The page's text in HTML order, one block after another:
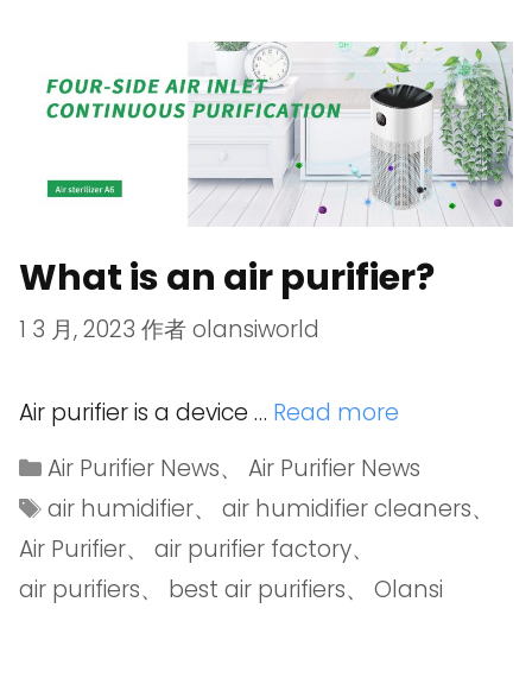
What is an air purifier?
1 3 月, 2023 作者olansiworld
Air purifier is a device … Read more
Air Purifier News、Air Purifier News
air humidifier、air humidifier cleaners、
Air Purifier、 air purifier factory、
air purifiers、 best air purifiers、 Olansi